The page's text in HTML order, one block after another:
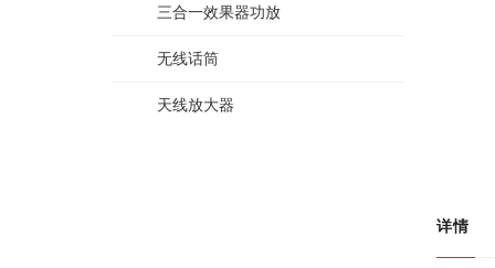
三合一效果器功放
无线话筒
天线放大器
详情